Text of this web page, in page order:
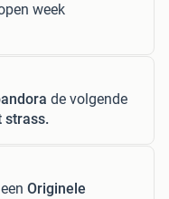
week
de volgende
strass.
Originele